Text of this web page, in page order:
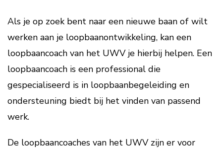
Als je op zoek bent naar een nieuwe baan of wilt
werken aan je loopbaanontwikkeling, kan een
loopbaancoach van het UWV je hierbij helpen. Een
loopbaancoach is een professional die
gespecialiseerd is in loopbaanbegeleiding en
ondersteuning biedt bij het vinden van passend
werk.
De loopbaancoaches van het UWV zijn er voor